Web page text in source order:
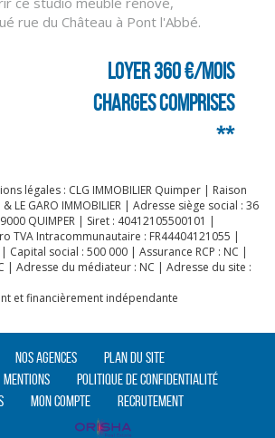
CLIQUER ICI POUR AGRANDIR
rue du Château à Pont l'Abbé.
Loyer 360 €/mois
charges comprises
**
légales : CLG IMMOBILIER Quimper | Raison
& LE GARO IMMOBILIER | Adresse siège social : 36
QUIMPER | Siret : 40412105500101 |
TVA Intracommunautaire : FR44404121055 |
Capital social : 500 000 | Assurance RCP : NC |
| Adresse du médiateur : NC | Adresse du site :
et financièrement indépendante
Nos agences
Plan du site
Mentions
Politique de confidentialité
Mon compte Recrutement